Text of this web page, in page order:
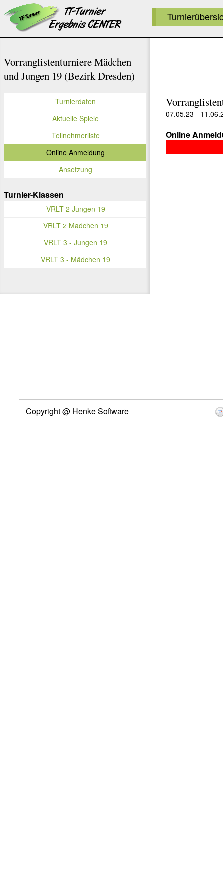
07.05.23 -
Online
Vorranglistenturniere Mädchen
und Jungen 19 (Bezirk Dresden)
Turnierdaten
Aktuelle Spiele
Teilnehmerliste
Online Anmeldung
Ansetzung
Turnier-Klassen
VRLT 2 Jungen 19
VRLT 2 Mädchen 19
VRLT 3 - Jungen 19
VRLT 3 - Mädchen 19
Copyright @ Henke Software